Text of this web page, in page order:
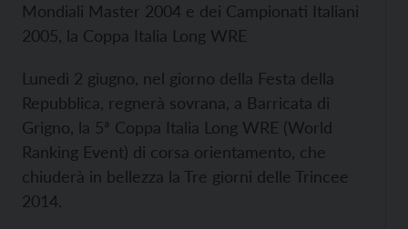
Mondiali Master 2004 e dei Campionati Italiani
2005, la Coppa Italia Long WRE
Lunedì 2 giugno, nel giorno della Festa della
Repubblica, regnerà sovrana, a Barricata di
Grigno, la 5ª Coppa Italia Long WRE (World
Ranking Event) di corsa orientamento, che
chiuderà in bellezza la Tre giorni delle Trincee
2014.